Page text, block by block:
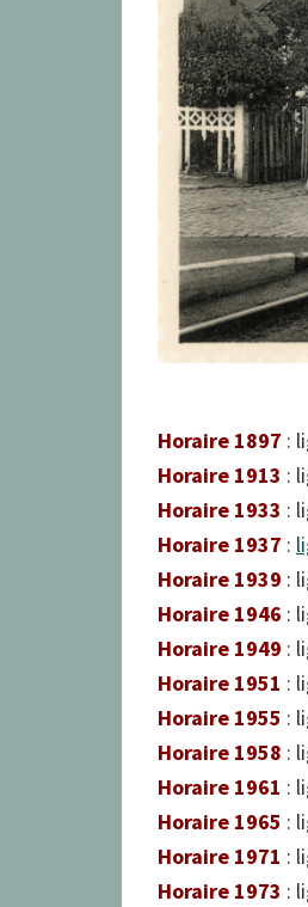
Horaire 1897 :
Horaire 1913 :
Horaire 1933 :
Horaire 1937 :
Horaire 1939 :
Horaire 1946 :
Horaire 1949 :
Horaire 1951 :
Horaire 1955 :
Horaire 1958 :
Horaire 1961 :
Horaire 1965 :
Horaire 1971 :
Horaire 1973 :